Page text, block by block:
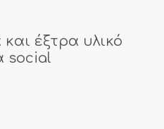
έξτρα υλικό
social